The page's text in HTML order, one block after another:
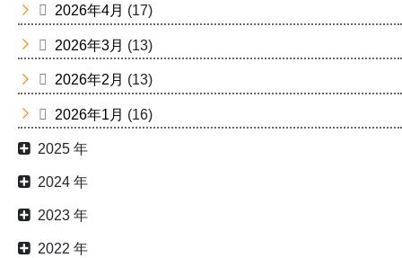
2026年4月 (17)
2026年3月 (13)
2026年2月 (13)
2026年1月 (16)
2025 年
2024 年
2023 年
2022 年